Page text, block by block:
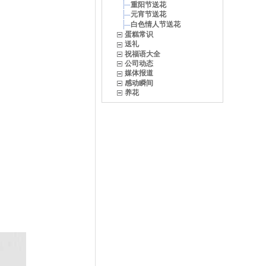
重阳节送花
元宵节送花
白色情人节送花
蛋糕常识
送礼
祝福语大全
公司动态
媒体报道
感动瞬间
养花